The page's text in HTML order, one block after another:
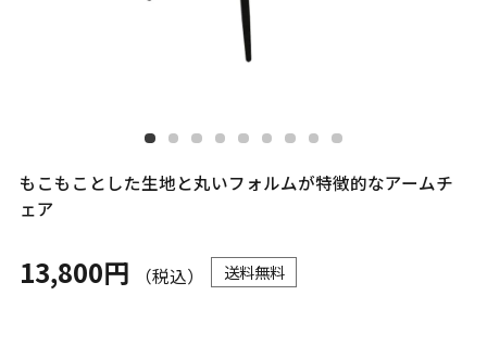
もこもことした生地と丸いフォルムが特徴的なアームチ
ェア
13,800円 （税込） 送料無料